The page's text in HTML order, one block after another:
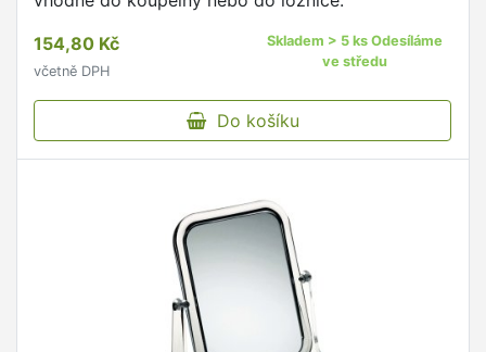
154,80 Kč
včetně DPH
Skladem > 5 ks Odesíláme
ve středu
Do košíku